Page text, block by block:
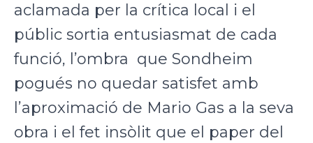
aclamada per la crítica local i el
públic sortia entusiasmat de cada
funció, l’ombra que Sondheim
pogués no quedar satisfet amb
l’aproximació de Mario Gas a la seva
obra i el fet insòlit que el paper del